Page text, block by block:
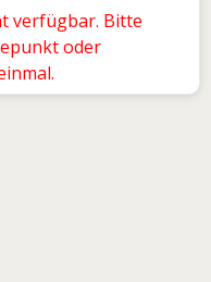
verfügbar. Bitte
oder